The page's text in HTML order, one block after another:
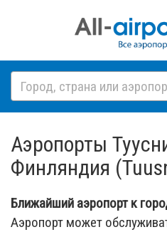
Аэропорты
Финляндия
Ближайший аэропорт к
Аэропорт может